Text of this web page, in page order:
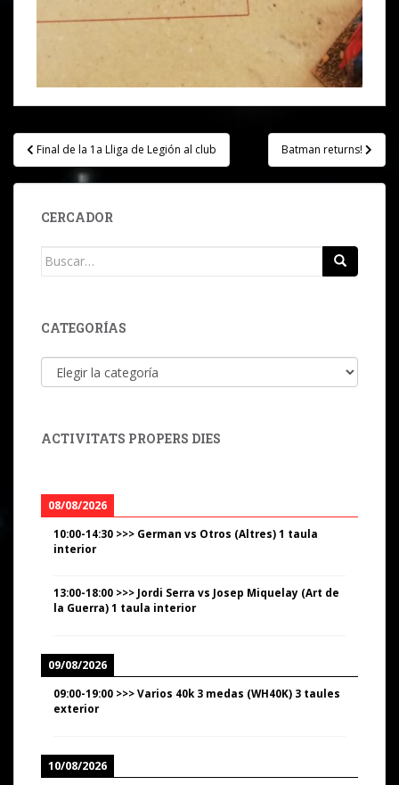
Navegación
de
entradas
Final de la 1a Lliga de Legión al club Batman returns!
CERCADOR
Buscar:
CATEGORÍAS
Categorías
ACTIVITATS PROPERS DIES
08/08/2026
10:00-14:30 >>> German vs Otros (Altres) 1 taula
interior
13:00-18:00 >>> Jordi Serra vs Josep Miquelay (Art de
la Guerra) 1 taula interior
09/08/2026
09:00-19:00 >>>Varios 40k 3 medas (WH40K) 3 taules
exterior
10/08/2026